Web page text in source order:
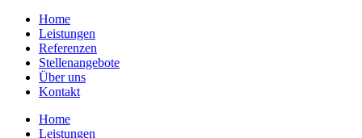
Home
Leistungen
Referenzen
Stellenangebote
Über uns
Kontakt
Home
Leistungen